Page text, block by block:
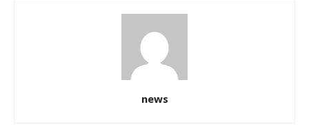
news